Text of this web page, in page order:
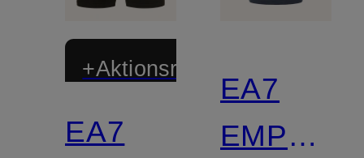
+Aktionsrabatt
EA7
EA7